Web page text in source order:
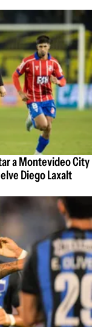
a Montevideo City
Diego Laxalt